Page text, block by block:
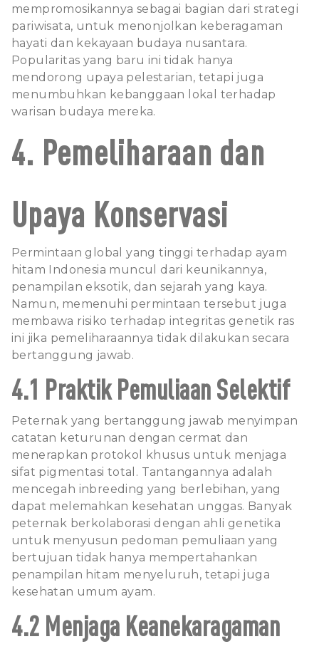
mempromosikannya sebagai bagian dari strategi
pariwisata, untuk menonjolkan keberagaman
hayati dan kekayaan budaya nusantara.
Popularitas yang baru ini tidak hanya
mendorong upaya pelestarian, tetapi juga
menumbuhkan kebanggaan lokal terhadap
warisan budaya mereka.
4. Pemeliharaan dan
Upaya Konservasi
Permintaan global yang tinggi terhadap ayam
hitam Indonesia muncul dari keunikannya,
penampilan eksotik, dan sejarah yang kaya.
Namun, memenuhi permintaan tersebut juga
membawa risiko terhadap integritas genetik ras
ini jika pemeliharaannya tidak dilakukan secara
bertanggung jawab.
4.1 Praktik Pemuliaan Selektif
Peternak yang bertanggung jawab menyimpan
catatan keturunan dengan cermat dan
menerapkan protokol khusus untuk menjaga
sifat pigmentasi total. Tantangannya adalah
mencegah inbreeding yang berlebihan, yang
dapat melemahkan kesehatan unggas. Banyak
peternak berkolaborasi dengan ahli genetika
untuk menyusun pedoman pemuliaan yang
bertujuan tidak hanya mempertahankan
penampilan hitam menyeluruh, tetapi juga
kesehatan umum ayam.
4.2 Menjaga Keanekaragaman